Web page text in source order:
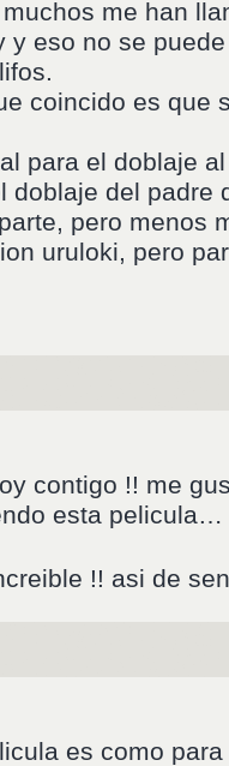
me han
y eso no se
coincido es que
para el doblaje
doblaje del padre
pero menos
uruloki, pero
contigo !! me
esta pelicula…
!! asi de
es como